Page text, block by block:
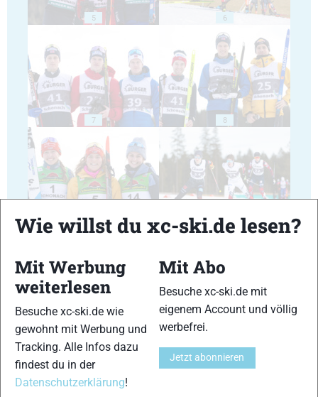
5 6
7 8
10
11
Wie willst du xc-ski.de lesen?
Mit Werbung
weiterlesen
Besuche xc-ski.de wie
gewohnt mit Werbung und
Tracking. Alle Infos dazu
findest du in der
Datenschutzerklärung!
Mit Abo
Besuche xc-ski.de mit
eigenem Account und völlig
werbefrei.
Jetzt abonnieren